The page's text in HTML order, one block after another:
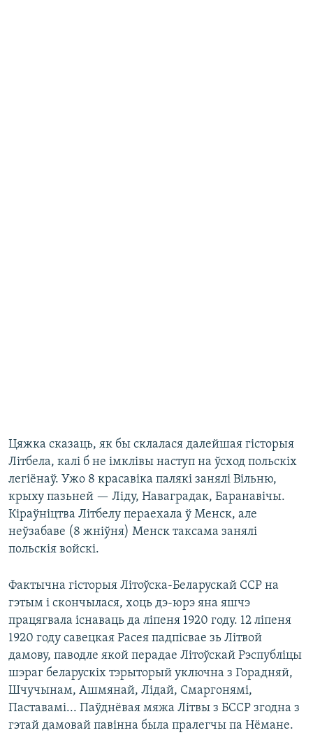
Цяжка сказаць, як бы склалася далейшая гісторыя
Літбела, калі б не імклівы наступ на ўсход польскіх
легіёнаў. Ужо 8 красавіка палякі занялі Вільню,
крыху пазьней — Ліду, Наваградак, Баранавічы.
Кіраўніцтва Літбелу пераехала ў Менск, але
неўзабаве (8 жніўня) Менск таксама занялі
польскія войскі.
Фактычна гісторыя Літоўска-Беларускай ССР на
гэтым і скончылася, хоць дэ-юрэ яна яшчэ
працягвала існаваць да ліпеня 1920 году. 12 ліпеня
1920 году савецкая Расея падпісвае зь Літвой
дамову, паводле якой перадае Літоўскай Рэспубліцы
шэраг беларускіх тэрыторый уключна з Горадняй,
Шчучынам, Ашмянай, Лідай, Смаргонямі,
Паставамі... Паўднёвая мяжа Літвы з БССР згодна з
гэтай дамовай павінна была пралегчы па Нёмане.